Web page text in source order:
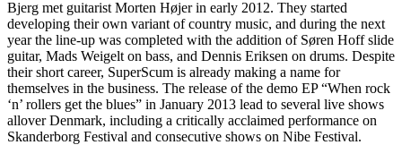
Bjerg met guitarist Morten Højer in early 2012. They started
developing their own variant of country music, and during the next
year the line-up was completed with the addition of Søren Hoff slide
guitar, Mads Weigelt on bass, and Dennis Eriksen on drums. Despite
their short career, SuperScum is already making a name for
themselves in the business. The release of the demo EP “When rock
‘n’ rollers get the blues” in January 2013 lead to several live shows
allover Denmark, including a critically acclaimed performance on
Skanderborg Festival and consecutive shows on Nibe Festival.